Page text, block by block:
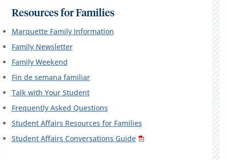
Resources for Families
Marquette Family Information
Family Newsletter
Family Weekend
Fin de semana familiar
Talk with Your Student
Frequently Asked Questions
Student Affairs Resources for Families
Student Affairs Conversations Guide